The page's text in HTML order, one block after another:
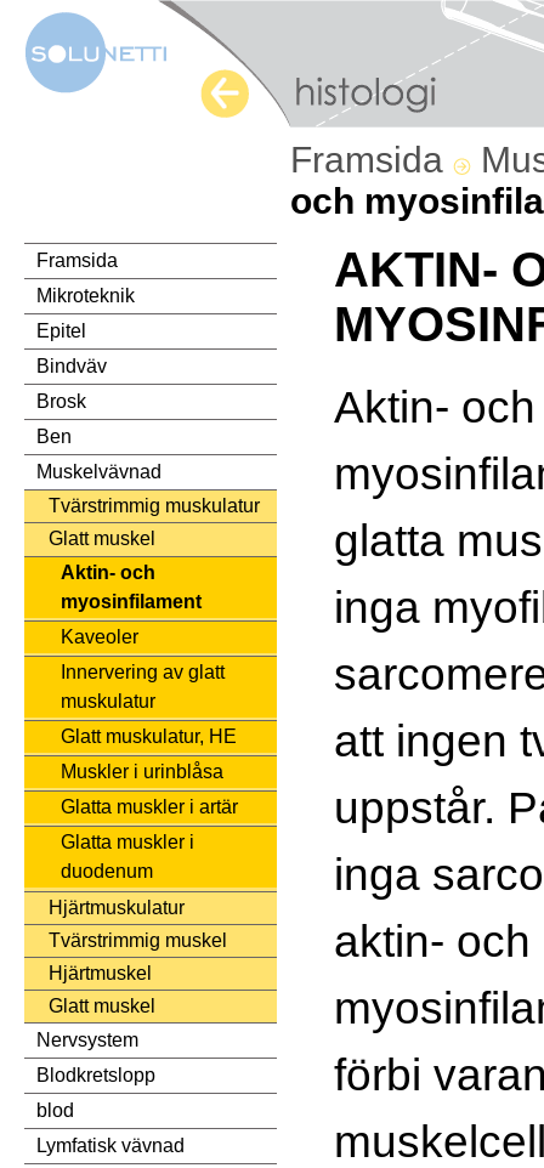
Framsida
och
Framsida
Mikroteknik
Epitel
Bindväv
Brosk
Ben
Muskelvävnad
Tvärstrimmig muskulatur
Glatt muskel
Aktin- och
myosinfilament
Kaveoler
Innervering av glatt
muskulatur
Glatt muskulatur, HE
Muskler i urinblåsa
Glatta muskler i artär
Glatta muskler i
duodenum
Hjärtmuskulatur
Tvärstrimmig muskel
Hjärtmuskel
Glatt muskel
Nervsystem
Blodkretslopp
blod
Lymfatisk vävnad
AKTIN-
Aktin- och
glatta
inga
att ingen
uppstår.
inga
aktin- och
förbi